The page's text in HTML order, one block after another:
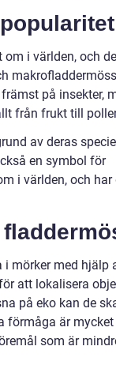
i världen, och
på insekter,
från frukt till
av deras
en symbol för
i världen, och har
mörker med hjälp
att lokalisera
på eko kan de
förmåga är mycket
som är